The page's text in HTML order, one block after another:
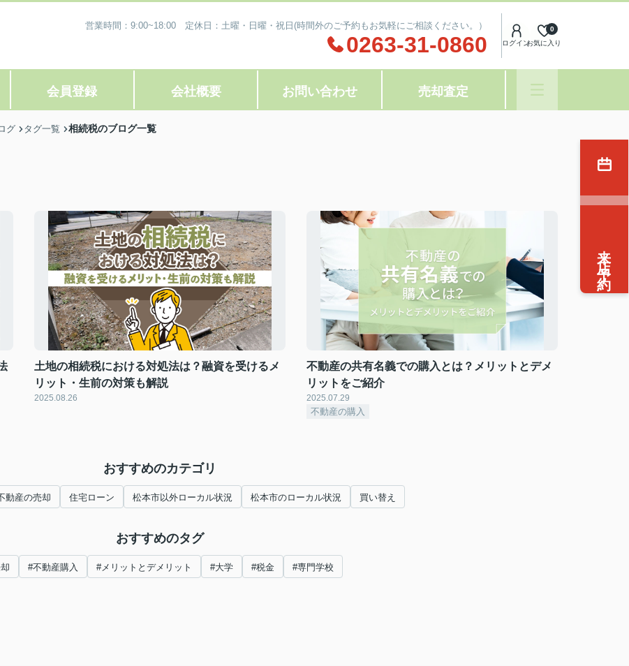
営業時間：9:00~18:00 定休日：土曜・日曜・祝日(時間外のご予約もお気軽にご相談ください。）
0263-31-0860 ログインお気に入り
0
会員登録 会社概要 お問い合わせ 売却査定
グ タグ一覧 相続税のブログ一覧
土地の相続税における対処法は？融資を受けるメ
リット・生前の対策も解説
2025.08.26
不動産の共有名義での購入とは？メリットとデメ
リットをご紹介
2025.07.29
不動産の購入
おすすめのカテゴリ
動産の売却 住宅ローン 松本市以外ローカル状況 松本市のローカル状況 買い替え
おすすめのタグ
#不動産購入 #メリットとデメリット #大学 #税金 #専門学校
来店予約